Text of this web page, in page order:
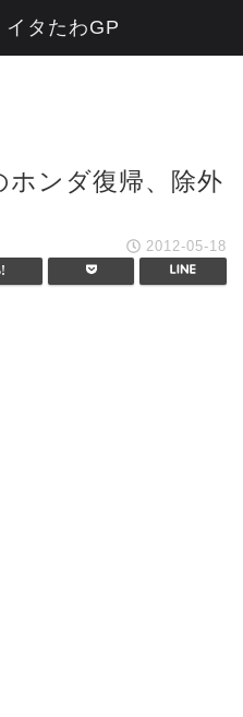
ホンダ復帰、除外
2012-05-18
タたわGP